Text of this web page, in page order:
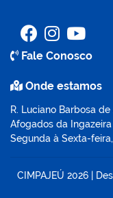
Fale Conosco
Onde estamos
R. Luciano Barbosa
Afogados da
Segunda à Sexta-
CIMPAJEÚ 2026